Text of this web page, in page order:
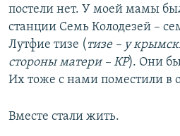
постели нет. У моей мамы
станции Семь Колодезей –
Лутфие тизе ( тизе – у
стороны матери – КР). Они
Их тоже с нами поместили в
Вместе стали жить.